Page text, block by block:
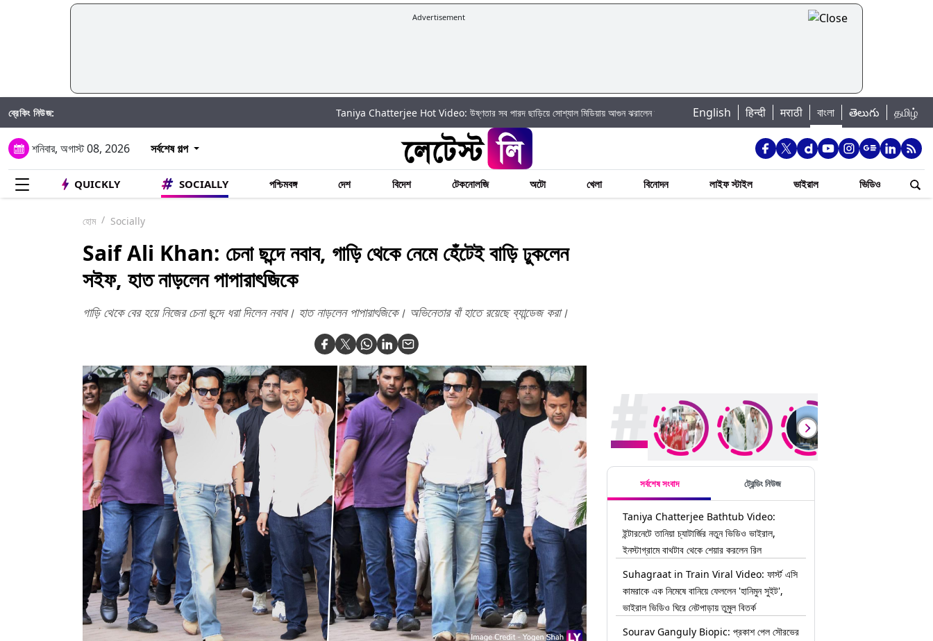
Advertisement
ব্রেকিং নিউজ: Taniya Chatterjee Hot Video: উষ্ণতার সব পারদ ছাড়িয়ে সোশ্যাল মিডিয়ায় আগুন ঝরালেন তানিয়া চ্যাটার্জি| Jannat Toha Hot Video: জান্নাত তোহার নতুন ইনস্টা পোস্ট দেখে হৃদয় গলল
English हिन्दी मराठी বাংলা తెలుగు தமிழ்
শনিবার, অগাস্ট 08, 2026 সর্বশেষ গল্প
QUICKLY SOCIALLY পশ্চিমবঙ্গ দেশ বিদেশ টেকনোলজি অটো খেলা বিনোদন লাইফ স্টাইল ভাইরাল ভিডিও
হোম Socially
Saif Ali Khan: চেনা ছন্দে নবাব, গাড়ি থেকে নেমে হেঁটেই বাড়ি ঢুকলেন
সইফ, হাত নাড়লেন পাপারাৎজিকে
গাড়ি থেকে বের হয়ে নিজের চেনা ছন্দে ধরা দিলেন নবাব। হাত নাড়লেন পাপারাৎজিকে। অভিনেতার বাঁ হাতে রয়েছে ব্যান্ডেজ করা।
সর্বশেষ সংবাদ ট্রেন্ডিং নিউজ
Taniya Chatterjee Bathtub Video:
ইন্টারনেটে তানিয়া চ্যাটার্জির নতুন ভিডিও ভাইরাল,
ইনস্টাগ্রামে বাথটাব থেকে শেয়ার করলেন রিল
Suhagraat in Train Viral Video: ফার্স্ট এসি
কামরাকে এক নিমেষে বানিয়ে ফেললেন 'হানিমুন সুইট',
ভাইরাল ভিডিও ঘিরে নেটপাড়ায় তুমুল বিতর্ক
Sourav Ganguly Biopic: প্রকাশ পেল সৌরভের